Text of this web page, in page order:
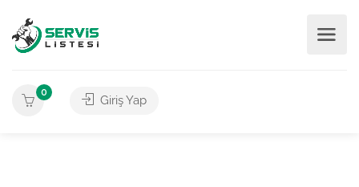
0
Giriş Yap